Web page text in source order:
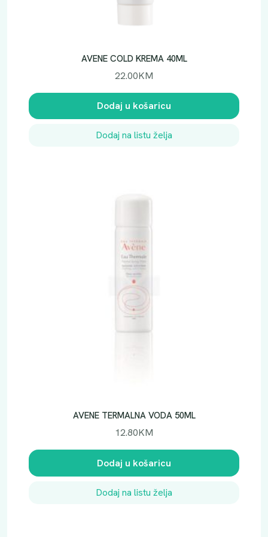
AVENE COLD KREMA 40ML
22.00KM
Dodaj u košaricu
Dodaj na listu želja
AVENE TERMALNA VODA 50ML
12.80KM
Dodaj u košaricu
Dodaj na listu želja